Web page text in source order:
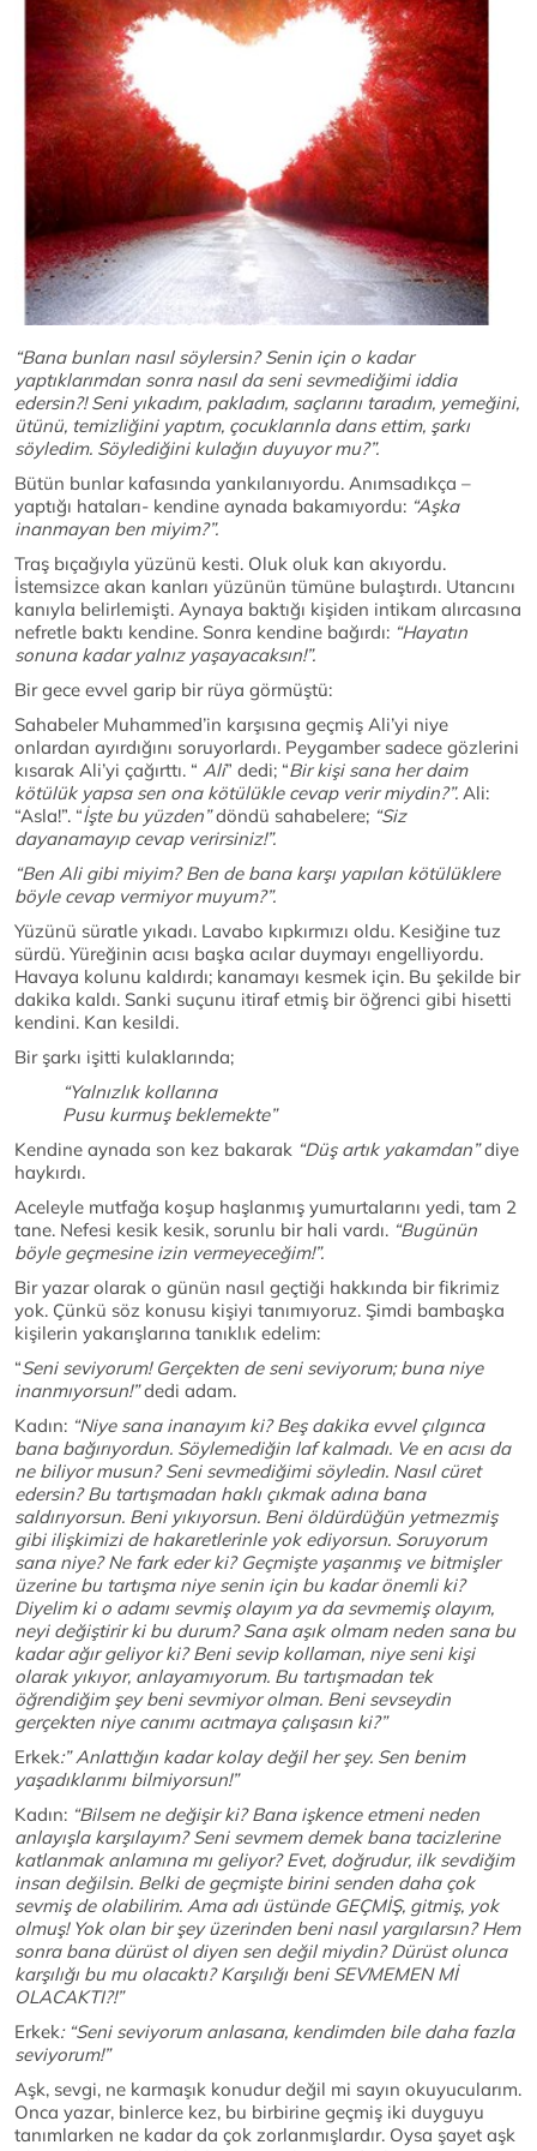
“Bana bunları nasıl söylersin? Senin için o kadar
yaptıklarımdan sonra nasıl da seni sevmediğimi iddia
edersin?! Seni yıkadım, pakladım, saçlarını taradım, yemeğini,
ütünü, temizliğini yaptım, çocuklarınla dans ettim, şarkı
söyledim. Söylediğini kulağın duyuyor mu?”.
Bütün bunlar kafasında yankılanıyordu. Anımsadıkça –
yaptığı hataları- kendine aynada bakamıyordu: “Aşka
inanmayan ben miyim?”.
Traş bıçağıyla yüzünü kesti. Oluk oluk kan akıyordu.
İstemsizce akan kanları yüzünün tümüne bulaştırdı. Utancını
kanıyla belirlemişti. Aynaya baktığı kişiden intikam alırcasına
nefretle baktı kendine. Sonra kendine bağırdı: “Hayatın
sonuna kadar yalnız yaşayacaksın!”.
Bir gece evvel garip bir rüya görmüştü:
Sahabeler Muhammed’in karşısına geçmiş Ali’yi niye
onlardan ayırdığını soruyorlardı. Peygamber sadece gözlerini
kısarak Ali’yi çağırttı. “ Ali” dedi; “Bir kişi sana her daim
kötülük yapsa sen ona kötülükle cevap verir miydin?”. Ali:
“Asla!”. “İşte bu yüzden”döndü sahabelere; “Siz
dayanamayıp cevap verirsiniz!”.
“Ben Ali gibi miyim? Ben de bana karşı yapılan kötülüklere
böyle cevap vermiyor muyum?”.
Yüzünü süratle yıkadı. Lavabo kıpkırmızı oldu. Kesiğine tuz
sürdü. Yüreğinin acısı başka acılar duymayı engelliyordu.
Havaya kolunu kaldırdı; kanamayı kesmek için. Bu şekilde bir
dakika kaldı. Sanki suçunu itiraf etmiş bir öğrenci gibi hisetti
kendini. Kan kesildi.
Bir şarkı işitti kulaklarında;
“Yalnızlık kollarına
Pusu kurmuş beklemekte”
Kendine aynada son kez bakarak “Düş artık yakamdan”diye
haykırdı.
Aceleyle mutfağa koşup haşlanmış yumurtalarını yedi, tam 2
tane. Nefesi kesik kesik, sorunlu bir hali vardı. “Bugünün
böyle geçmesine izin vermeyeceğim!”.
Bir yazar olarak o günün nasıl geçtiği hakkında bir fikrimiz
yok. Çünkü söz konusu kişiyi tanımıyoruz. Şimdi bambaşka
kişilerin yakarışlarına tanıklık edelim:
“Seni seviyorum! Gerçekten de seni seviyorum; buna niye
inanmıyorsun!”dedi adam.
Kadın: “Niye sana inanayım ki? Beş dakika evvel çılgınca
bana bağırıyordun. Söylemediğin laf kalmadı. Ve en acısı da
ne biliyor musun? Seni sevmediğimi söyledin. Nasıl cüret
edersin? Bu tartışmadan haklı çıkmak adına bana
saldırıyorsun. Beni yıkıyorsun. Beni öldürdüğün yetmezmiş
gibi ilişkimizi de hakaretlerinle yok ediyorsun. Soruyorum
sana niye? Ne fark eder ki? Geçmişte yaşanmış ve bitmişler
üzerine bu tartışma niye senin için bu kadar önemli ki?
Diyelim ki o adamı sevmiş olayım ya da sevmemiş olayım,
neyi değiştirir ki bu durum? Sana aşık olmam neden sana bu
kadar ağır geliyor ki? Beni sevip kollaman, niye seni kişi
olarak yıkıyor, anlayamıyorum. Bu tartışmadan tek
öğrendiğim şey beni sevmiyor olman. Beni sevseydin
gerçekten niye canımı acıtmaya çalışasın ki?”
Erkek:” Anlattığın kadar kolay değil her şey. Sen benim
yaşadıklarımı bilmiyorsun!”
Kadın: “Bilsem ne değişir ki? Bana işkence etmeni neden
anlayışla karşılayım? Seni sevmem demek bana tacizlerine
katlanmak anlamına mı geliyor? Evet, doğrudur, ilk sevdiğim
insan değilsin. Belki de geçmişte birini senden daha çok
sevmiş de olabilirim. Ama adı üstünde GEÇMİŞ, gitmiş, yok
olmuş! Yok olan bir şey üzerinden beni nasıl yargılarsın? Hem
sonra bana dürüst ol diyen sen değil miydin? Dürüst olunca
karşılığı bu mu olacaktı? Karşılığı beni SEVMEMEN Mİ
OLACAKTI?!”
Erkek: “Seni seviyorum anlasana, kendimden bile daha fazla
seviyorum!”
Aşk, sevgi, ne karmaşık konudur değil mi sayın okuyucularım.
Onca yazar, binlerce kez, bu birbirine geçmiş iki duyguyu
tanımlarken ne kadar da çok zorlanmışlardır. Oysa şayet aşk